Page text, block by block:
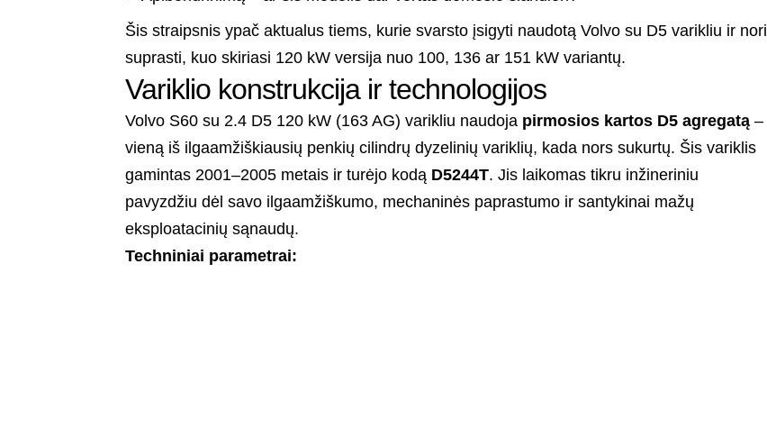
Šis straipsnis ypač aktualus tiems, kurie svarsto įsigyti naudotą Volvo su D5 varikliu ir nori
suprasti, kuo skiriasi 120 kW versija nuo 100, 136 ar 151 kW variantų.
Variklio konstrukcija ir technologijos
Volvo S60 su 2.4 D5 120 kW (163 AG) varikliu naudoja pirmosios kartos D5 agregatą –
vieną iš ilgaamžiškiausių penkių cilindrų dyzelinių variklių, kada nors sukurtų. Šis variklis
gamintas 2001–2005 metais ir turėjo kodą D5244T. Jis laikomas tikru inžineriniu
pavyzdžiu dėl savo ilgaamžiškumo, mechaninės paprastumo ir santykinai mažų
eksploatacinių sąnaudų.
Techniniai parametrai: